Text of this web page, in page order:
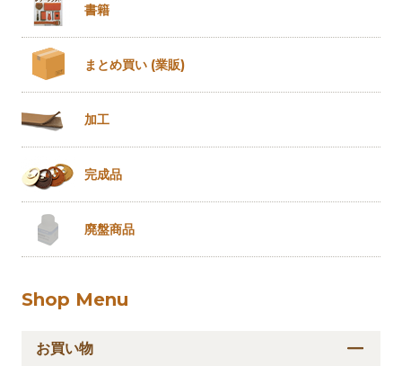
書籍
まとめ買い (業販)
加工
完成品
廃盤商品
Shop Menu
お買い物